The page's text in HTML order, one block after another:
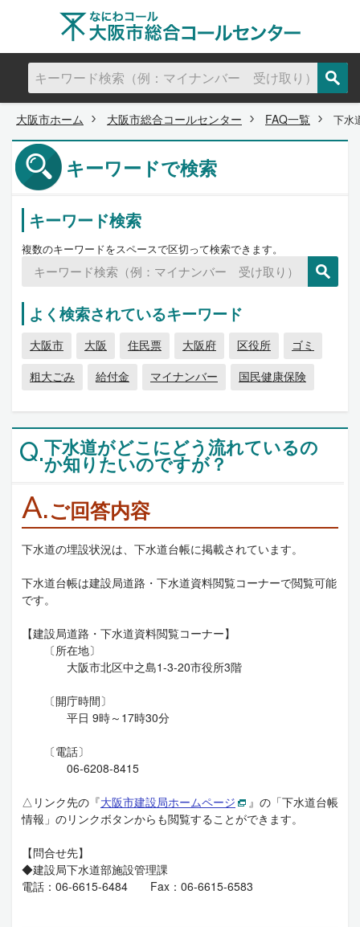
大阪市ホーム 大阪市総合コールセンター FAQ一覧 下水
キーワードで検索
キーワード検索
複数のキーワードをスペースで区切って検索できます。
よく検索されているキーワード
大阪市 大阪 住民票 大阪府 区役所
ゴミ
粗大ごみ
給付金 マイナンバー 国民健康保険
Q.下水道がどこにどう流れているの
か知りたいのですが？
A.ご回答内容
下水道の埋設状況は、下水道台帳に掲載されています。
下水道台帳は建設局道路・下水道資料閲覧コーナーで閲覧可能
です。
【建設局道路・下水道資料閲覧コーナー】
〔所在地〕
大阪市北区中之島1-3-20市役所3階
〔開庁時間〕
平日 9時～17時30分
〔電話〕
06-6208-8415
△リンク先の『大阪市建設局ホームページ
』の「下水道台帳
情報」のリンクボタンからも閲覧することができます。
【問合せ先】
◆建設局下水道部施設管理課
電話：06-6615-6484 Fax：06-6615-6583